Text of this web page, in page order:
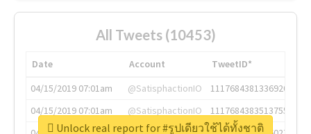
All Tweets (10453)
Date Account
TweetID*
04/15/2019 07:01am
@SatisphactionIO
1117684381336920064
04/15/2019 07:01am
@SatisphactionIO
1117684383513755649
Unlock real report for #รูปเดียวใช้ได้ทั้งชาติ